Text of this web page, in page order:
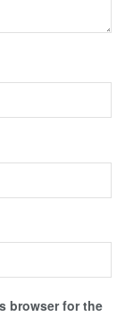
browser for the